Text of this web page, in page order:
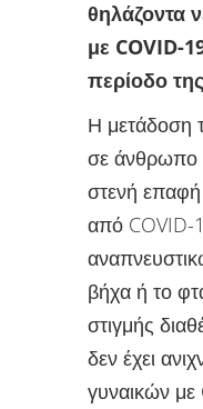
θηλάζοντα
με COVID-
περίοδο
Η μετάδοση
σε άνθρωπο
στενή
από
βήχα ή το
στιγμής
δεν έχει
γυναικών με